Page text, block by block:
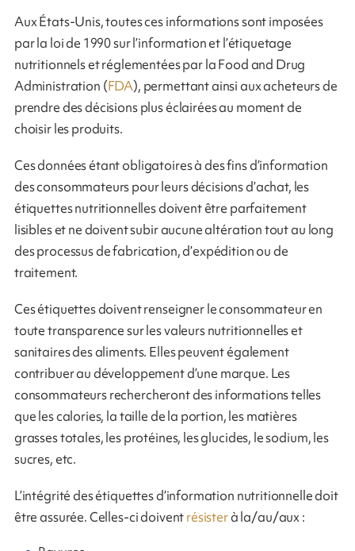
Aux États-Unis, toutes ces informations sont imposées
par la loi de 1990 sur l’information et l’étiquetage
nutritionnels et réglementées par la Food and Drug
Administration (FDA), permettant ainsi aux acheteurs de
prendre des décisions plus éclairées au moment de
choisir les produits.
Ces données étant obligatoires à des fins d’information
des consommateurs pour leurs décisions d’achat, les
étiquettes nutritionnelles doivent être parfaitement
lisibles et ne doivent subir aucune altération tout au long
des processus de fabrication, d’expédition ou de
traitement.
Ces étiquettes doivent renseigner le consommateur en
toute transparence sur les valeurs nutritionnelles et
sanitaires des aliments. Elles peuvent également
contribuer au développement d’une marque. Les
consommateurs rechercheront des informations telles
que les calories, la taille de la portion, les matières
grasses totales, les protéines, les glucides, le sodium, les
sucres, etc.
L’intégrité des étiquettes d’information nutritionnelle doit
être assurée. Celles-ci doiventrésisterà la/au/aux :